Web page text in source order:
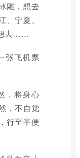
雕，想去
宁夏、
去……
张飞机票
，将身心
，不自觉
行至半便